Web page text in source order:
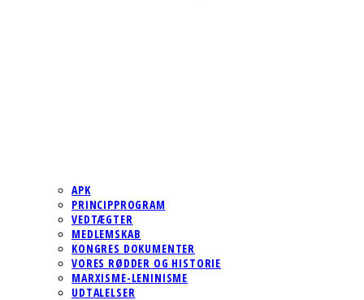
APK
PRINCIPPROGRAM
VEDTÆGTER
MEDLEMSKAB
KONGRES DOKUMENTER
VORES RØDDER OG HISTORIE
MARXISME-LENINISME
UDTALELSER